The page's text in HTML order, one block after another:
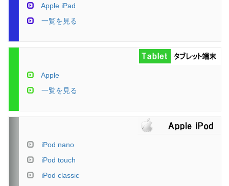
Apple iPad
一覧を見る
Apple
一覧を見る
iPod nano
iPod touch
iPod classic